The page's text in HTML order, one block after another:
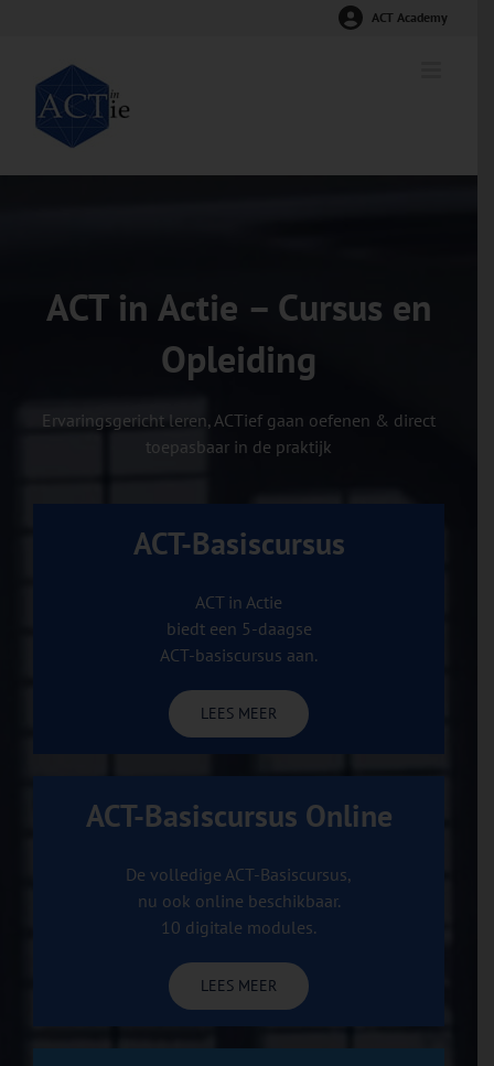
ACT Academy
ACT in Actie – Cursus en
Opleiding
Ervaringsgericht leren, ACTief gaan oefenen & direct
toepasbaar in de praktijk
ACT-Basiscursus
ACT in Actie
biedt een 5-daagse
ACT-basiscursus aan.
LEES MEER
ACT-Basiscursus Online
De volledige ACT-Basiscursus,
nu ook online beschikbaar.
10 digitale modules.
LEES MEER